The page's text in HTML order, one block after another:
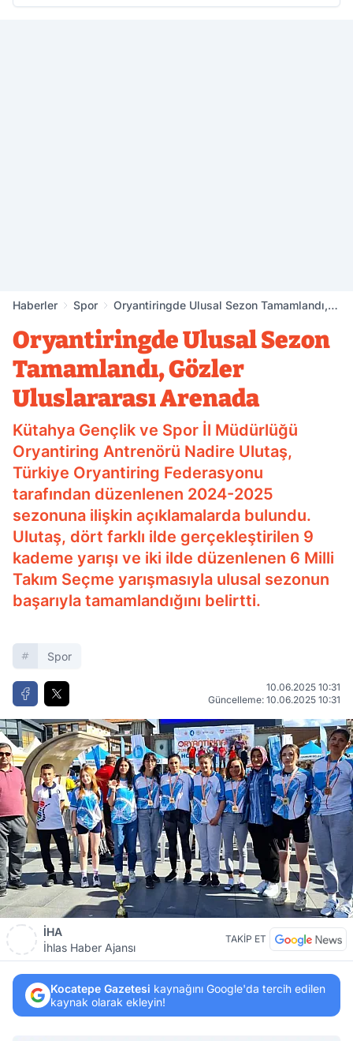
Haberler Spor
Oryantiringde Ulusal Sezon Tamamlandı,
Oryantiringde Ulusal Sezon
Tamamlandı, Gözler
Uluslararası Arenada
Kütahya Gençlik ve Spor İl Müdürlüğü
Oryantiring Antrenörü Nadire Ulutaş,
Türkiye Oryantiring Federasyonu
tarafından düzenlenen 2024-2025
sezonuna ilişkin açıklamalarda bulundu.
Ulutaş, dört farklı ilde gerçekleştirilen 9
kademe yarışı ve iki ilde düzenlenen 6 Milli
Takım Seçme yarışmasıyla ulusal sezonun
başarıyla tamamlandığını belirtti.
Spor
10.06.2025 10:31
Güncelleme: 10.06.2025 10:31
İHA
İhlas Haber Ajansı
TAKİP ET
Kocatepe Gazetesi kaynağını Google'da tercih edilen
kaynak olarak ekleyin!